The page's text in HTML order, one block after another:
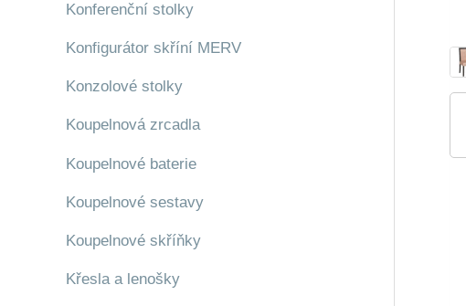
Konferenční stolky
Konfigurátor skříní MERV
Konzolové stolky
Koupelnová zrcadla
Koupelnové baterie
Koupelnové sestavy
Koupelnové skříňky
Křesla a lenošky